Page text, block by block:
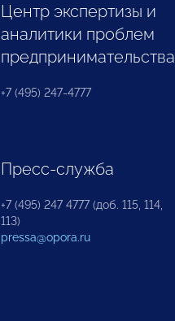
Центр экспертизы и
аналитики проблем
предпринимательства
+7 (495) 247-4777
Пресс-служба
+7 (495) 247 4777 (доб. 115, 114,
113)
pressa@opora.ru